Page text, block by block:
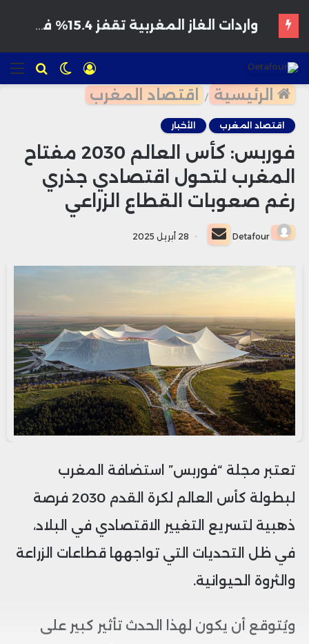
للبحث الوضع
المظلم
تسجيل
الدخول
الرئيسية / اقتصاد المغرب
اقتصاد المغرب الأخبار
فوربس: كأس العالم 2030 مفتاح
المغرب لتحول اقتصادي جذري
رغم صعوبات القطاع الزراعي
Detafour
أرسل
بريدا
إلكترونيا
28 أبريل 2025
تعتبر مجلة “فوربس” استضافة المغرب
لبطولة كأس العالم لكرة القدم 2030 فرصة
ذهبية لتسريع التغيير الاقتصادي في البلاد،
في ظل التحديات التي تواجهها قطاعات الزراعة
والثروة الحيوانية.
ويُتوقع أن يكون لهذا الحدث تأثير كبير على